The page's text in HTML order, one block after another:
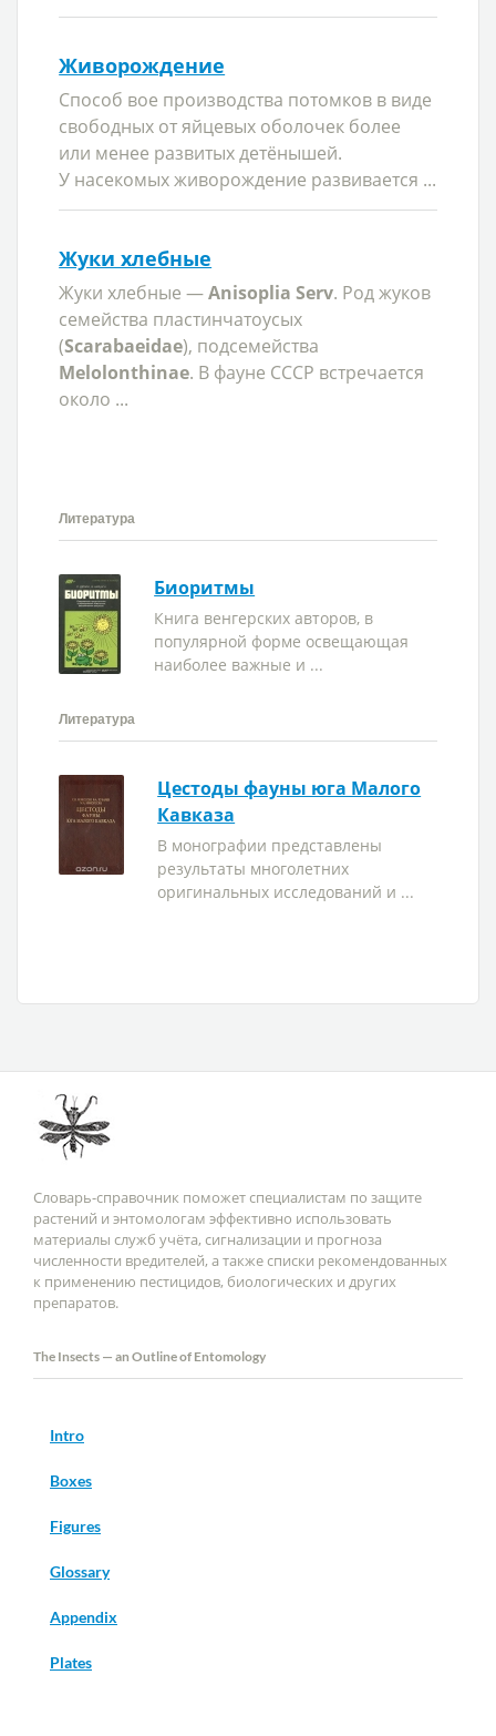
Живорождение
Способ вое производства потомков в виде
свободных от яйцевых оболочек более
или менее развитых детёнышей.
У насекомых живорождение развивается ...
Жуки хлебные
Жуки хлебные —Anisoplia Serv. Род жуков
семейства пластинчатоусых
(Scarabaeidae), подсемейства
Melolonthinae. В фауне СССР встречается
около ...
Литература
Биоритмы
Книга венгерских авторов, в
популярной форме освещающая
наиболее важные и ...
Литература
Цестоды фауны юга Малого
Кавказа
В монографии представлены
результаты многолетних
оригинальных исследований и ...
Словарь-справочник поможет специалистам по защите
растений и энтомологам эффективно использовать
материалы служб учёта, сигнализации и прогноза
численности вредителей, а также списки рекомендованных
к применению пестицидов, биологических и других
препаратов.
The Insects — an Outline of Entomology
Intro
Boxes
Figures
Glossary
Appendix
Plates